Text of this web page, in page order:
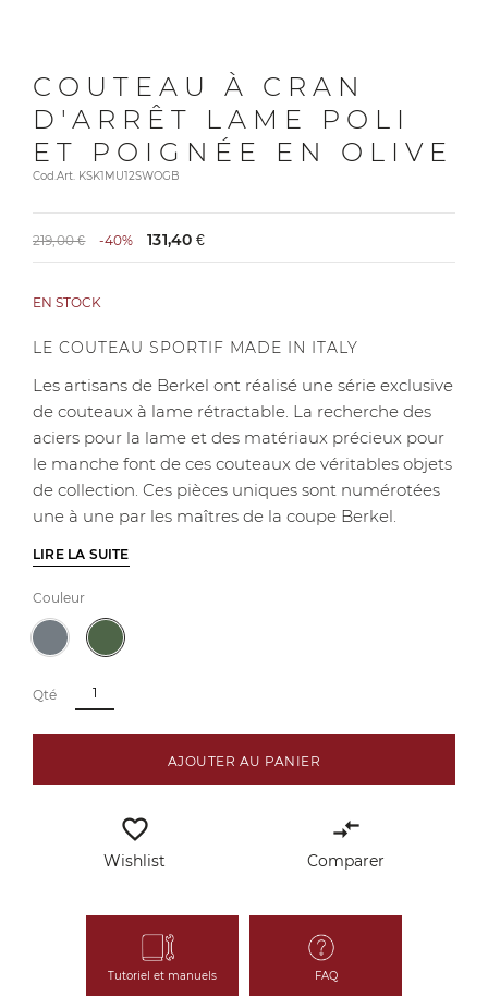
COUTEAU À CRAN
D'ARRÊT LAME POLI
ET POIGNÉE EN OLIVE
Cod.Art. KSK1MU12SWOGB
219,00 € -40% 131,40 €
EN STOCK
LE COUTEAU SPORTIF MADE IN ITALY
Les artisans de Berkel ont réalisé une série exclusive
de couteaux à lame rétractable. La recherche des
aciers pour la lame et des matériaux précieux pour
le manche font de ces couteaux de véritables objets
de collection. Ces pièces uniques sont numérotées
une à une par les maîtres de la coupe Berkel.
LIRE LA SUITE
Couleur
Qté
AJOUTER AU PANIER
favorite_border
Wishlist
compare_arrows
Comparer
Tutoriel et manuels FAQ